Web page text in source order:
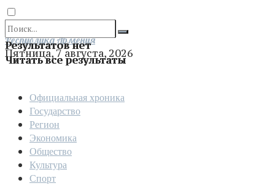
Результатов нет
Читать все результаты
Отправить
Республика Армения
Пятница, 7 августа, 2026
Официальная хроника
Государство
Регион
Экономика
Общество
Культура
Спорт